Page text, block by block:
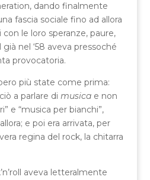
dando finalmente
fascia sociale fino ad allora
le loro speranze, paure,
già nel ‘58 aveva pressoché
provocatoria.
più state come prima:
a parlare di musicae non
e “musica per bianchi”,
e poi era arrivata, per
regina del rock, la chitarra
aveva letteralmente